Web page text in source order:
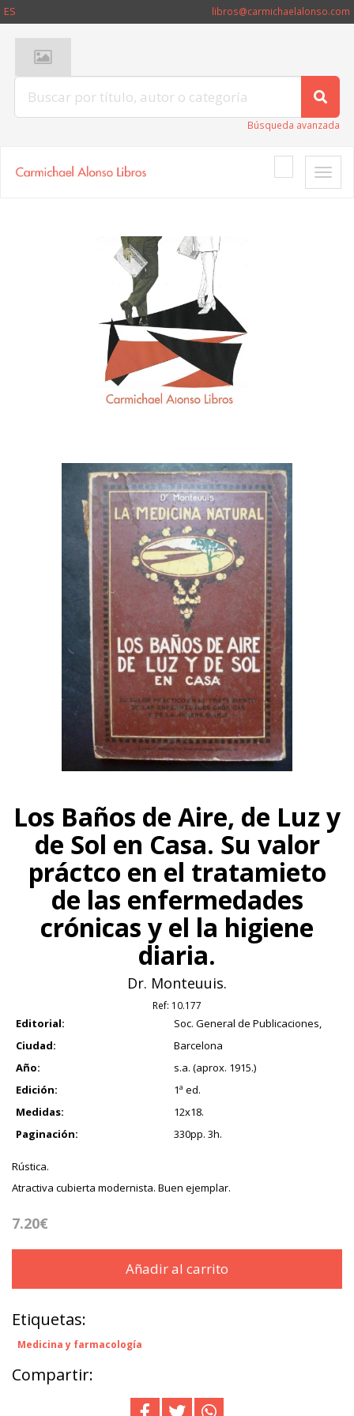
ES libros@carmichaelalonso.com
Búsqueda avanzada
Toggle
Los Baños de Aire, de Luz y
de Sol en Casa. Su valor
práctco en el tratamieto
de las enfermedades
crónicas y el la higiene
diaria.
Dr. Monteuuis.
Ref: 10.177
Editorial:
Soc. General de Publicaciones,
Ciudad:
Barcelona
Año:
s.a. (aprox. 1915.)
Edición:
1ª ed.
Medidas:
12x18.
Paginación:
330pp. 3h.
Rústica.
Atractiva cubierta modernista. Buen ejemplar.
7.20€
Añadir al carrito
Etiquetas:
Medicina y farmacología
Compartir: